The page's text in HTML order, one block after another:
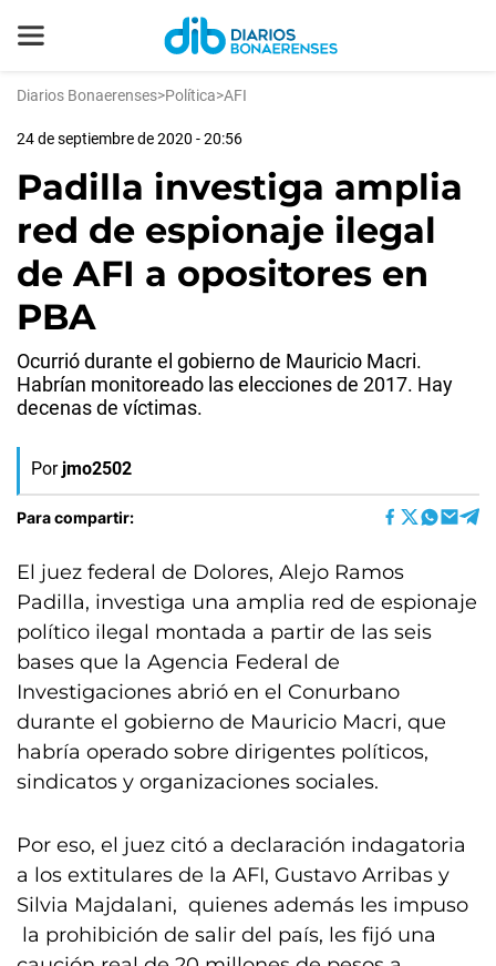
Diarios Bonaerenses>Política>AFI
24 de septiembre de 2020 - 20:56
Padilla investiga amplia
red de espionaje ilegal
de AFI a opositores en
PBA
Ocurrió durante el gobierno de Mauricio Macri.
Habrían monitoreado las elecciones de 2017. Hay
decenas de víctimas.
Por jmo2502
Para compartir:
El juez federal de Dolores, Alejo Ramos
Padilla, investiga una amplia red de espionaje
político ilegal montada a partir de las seis
bases que la Agencia Federal de
Investigaciones abrió en el Conurbano
durante el gobierno de Mauricio Macri, que
habría operado sobre dirigentes políticos,
sindicatos y organizaciones sociales.
Por eso, el juez citó a declaración indagatoria
a los extitulares de la AFI, Gustavo Arribas y
Silvia Majdalani, quienes además les impuso
la prohibición de salir del país, les fijó una